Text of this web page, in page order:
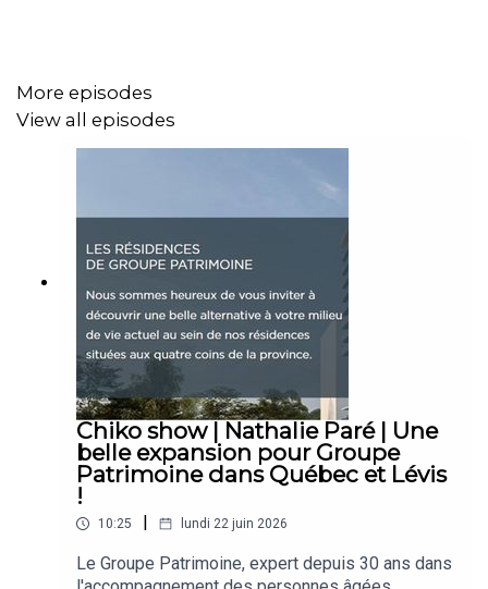
More episodes
View all episodes
Chiko show | Nathalie Paré | Une
belle expansion pour Groupe
Patrimoine dans Québec et Lévis
!
10:25 lundi 22 juin 2026
Le Groupe Patrimoine, expert depuis 30 ans dans